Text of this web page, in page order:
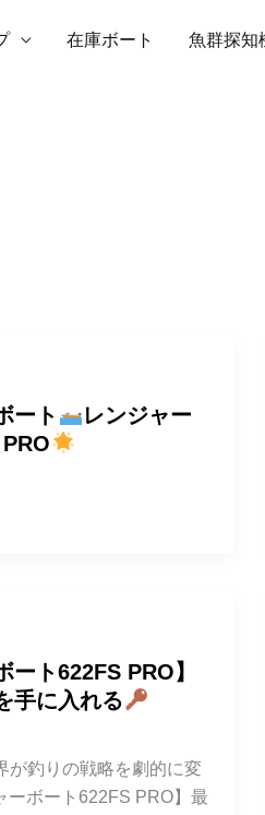
在庫ボート 魚群探知
ート
レンジャー
ート622FS PRO】
手に入れる
が釣りの戦略を劇的に変
ーボート622FS PRO】最